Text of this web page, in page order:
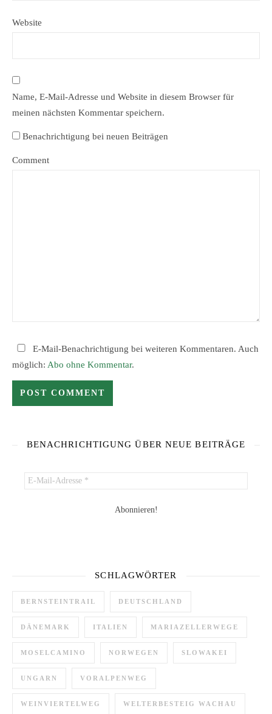
Website
Name, E-Mail-Adresse und Website in diesem Browser für
meinen nächsten Kommentar speichern.
Benachrichtigung bei neuen Beiträgen
Comment
E-Mail-Benachrichtigung bei weiteren Kommentaren. Auch
möglich: Abo ohne Kommentar.
BENACHRICHTIGUNG ÜBER NEUE BEITRÄGE
SCHLAGWÖRTER
BERNSTEINTRAIL DEUTSCHLAND
DÄNEMARK ITALIEN MARIAZELLERWEGE
MOSELCAMINO NORWEGEN SLOWAKEI
UNGARN VORALPENWEG
WEINVIERTELWEG WELTERBESTEIG WACHAU